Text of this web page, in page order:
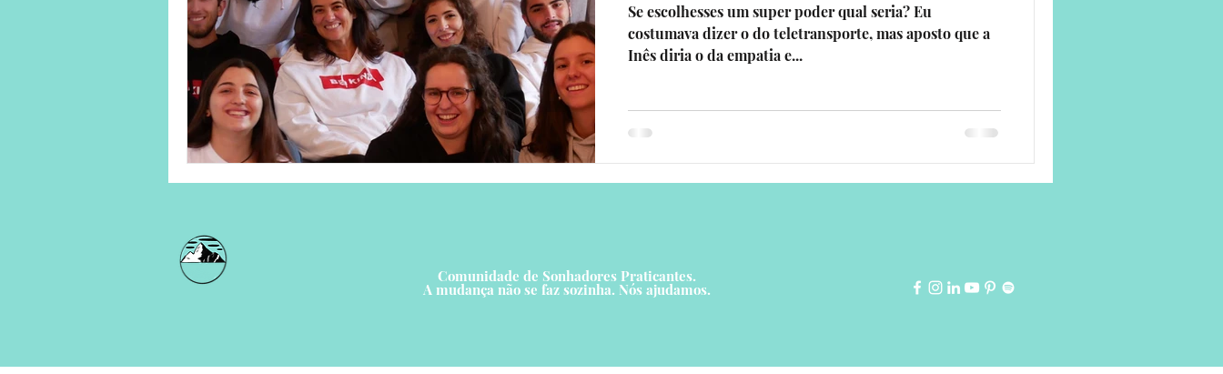
Se escolhesses um super poder qual seria? Eu
costumava dizer o do teletransporte, mas aposto que a
Inês diria o da empatia e...
Comunidade de Sonhadores Praticantes.
A mudança não se faz sozinha. Nós ajudamos.